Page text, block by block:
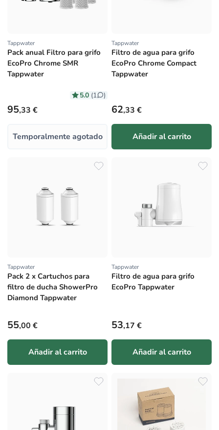
Proveedor:
Tappwater
Pack anual Filtro para grifo
EcoPro Chrome SMR
Tappwater
5.0 (1 )
Precio habitual
95,33 €
Temporalmente agotado
Proveedor:
Tappwater
Filtro de agua para grifo
EcoPro Chrome Compact
Tappwater
Precio habitual
62,33 €
Añadir al carrito
Proveedor:
Tappwater
Pack 2 x Cartuchos para
filtro de ducha ShowerPro
Diamond Tappwater
Precio habitual
55,00 €
Añadir al carrito
Proveedor:
Tappwater
Filtro de agua para grifo
EcoPro Tappwater
Precio habitual
53,17 €
Añadir al carrito